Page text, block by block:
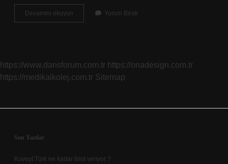
Devamını okuyun
Litre
Yorum Bırak
https://www.dansforum.com.tr https://onadesign.com.tr
https://medikalkolej.com.tr Sitemap
Sidebar
Son Yazılar
Kuveyt Türk ne kadar limit veriyor ?